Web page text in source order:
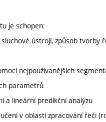
je schopen:
ústrojí, způsob tvorby
nejpoužívanějších
parametrů
a lineární predikční analýzu
v oblasti zpracování řeči